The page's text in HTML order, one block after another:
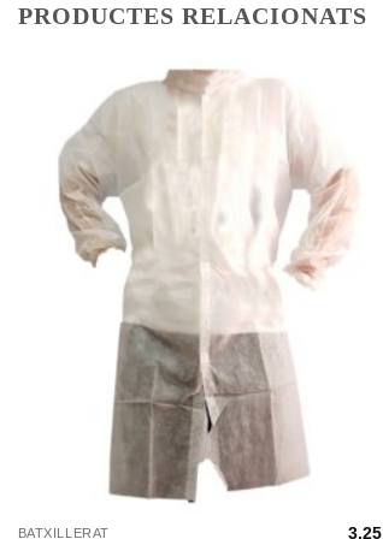
PRODUCTES RELACIONATS
BATXILLERAT 3,25